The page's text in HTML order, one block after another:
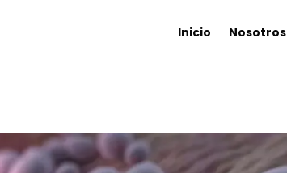
Inicio Nosotros